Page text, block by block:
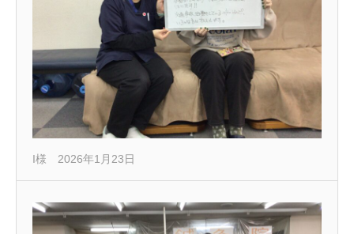
I様 2026年1月23日